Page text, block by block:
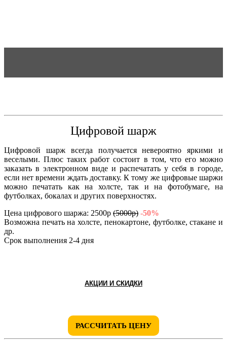
Цифровой шарж
Цифровой шарж всегда получается невероятно яркими и
веселыми. Плюс таких работ состоит в том, что его можно
заказать в электронном виде и распечатать у себя в городе,
если нет времени ждать доставку. К тому же цифровые шаржи
можно печатать как на холсте, так и на фотобумаге, на
футболках, бокалах и других поверхностях.
Цена цифрового шаржа: 2500р (5000р) -50%
Возможна печать на холсте, пенокартоне, футболке, стакане и
др.
Срок выполнения 2-4 дня
АКЦИИ И СКИДКИ
РАССЧИТАТЬ ЦЕНУ